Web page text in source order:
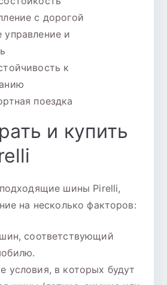
с дорогой
управление и
к
поездка
и купить
шины Pirelli,
на несколько факторов:
соответствующий
условия, в которых будут